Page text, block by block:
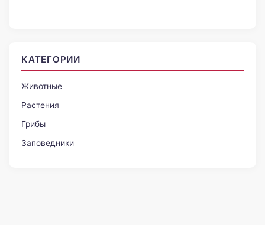
КАТЕГОРИИ
Животные
Растения
Грибы
Заповедники